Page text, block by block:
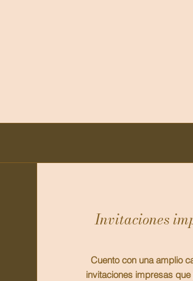
Invitaciones
Cuento con una amplio
invitaciones impresas